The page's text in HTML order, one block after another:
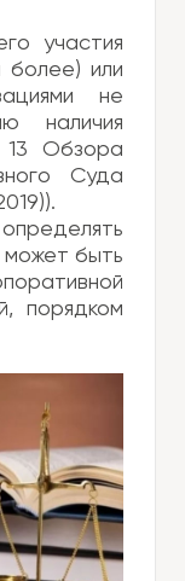
участия
более) или
не
наличия
13 Обзора
Суда
быть
порядком